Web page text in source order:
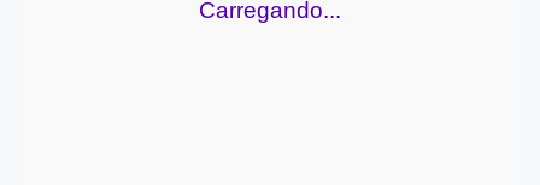
Carregando...